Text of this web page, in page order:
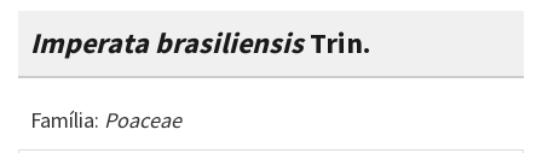
Imperata brasiliensisTrin.
Família: Poaceae